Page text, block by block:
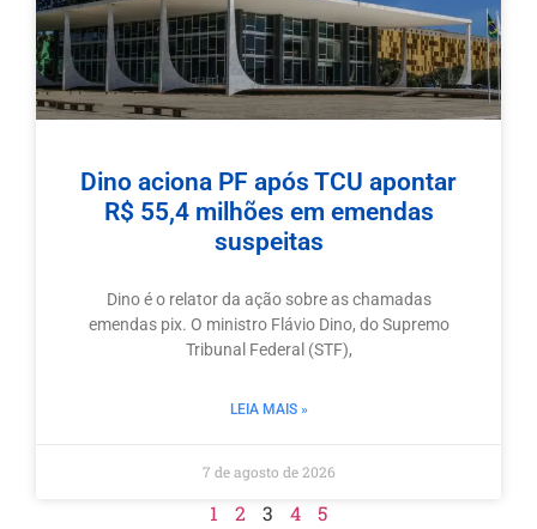
Dino aciona PF após TCU apontar
R$ 55,4 milhões em emendas
suspeitas
Dino é o relator da ação sobre as chamadas
emendas pix. O ministro Flávio Dino, do Supremo
Tribunal Federal (STF),
LEIA MAIS »
7 de agosto de 2026
1 2 3 4 5